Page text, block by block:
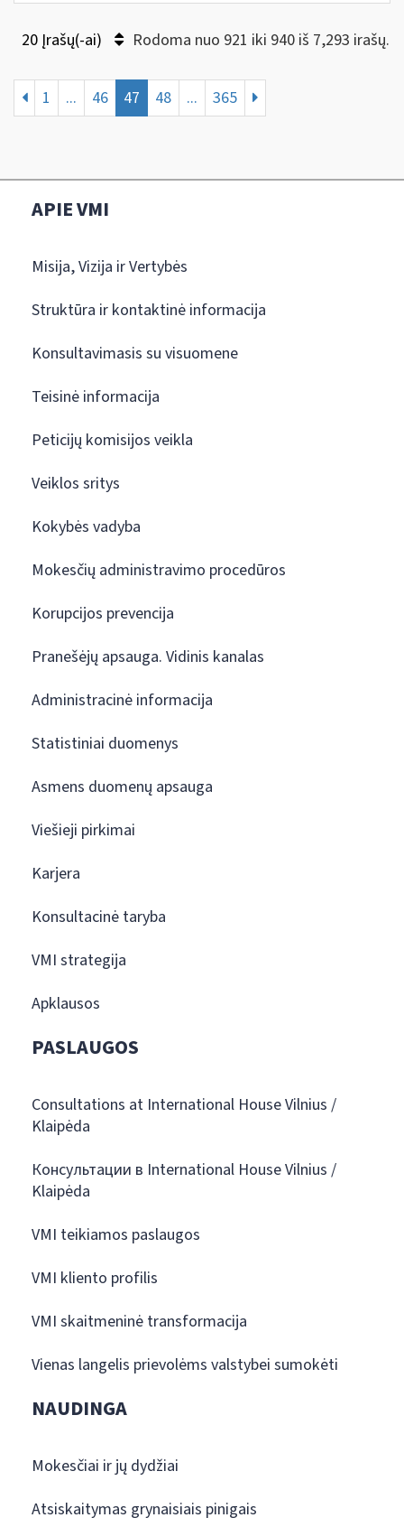
20 Įrašų(-ai) Rodoma nuo 921 iki 940 iš 7,293 irašų.
1 ... 46 47 48 ... 365
APIE VMI
Misija, Vizija ir Vertybės
Struktūra ir kontaktinė informacija
Konsultavimasis su visuomene
Teisinė informacija
Peticijų komisijos veikla
Veiklos sritys
Kokybės vadyba
Mokesčių administravimo procedūros
Korupcijos prevencija
Pranešėjų apsauga. Vidinis kanalas
Administracinė informacija
Statistiniai duomenys
Asmens duomenų apsauga
Viešieji pirkimai
Karjera
Konsultacinė taryba
VMI strategija
Apklausos
PASLAUGOS
Consultations at International House Vilnius /
Klaipėda
Консультации в International House Vilnius /
Klaipėda
VMI teikiamos paslaugos
VMI kliento profilis
VMI skaitmeninė transformacija
Vienas langelis prievolėms valstybei sumokėti
NAUDINGA
Mokesčiai ir jų dydžiai
Atsiskaitymas grynaisiais pinigais